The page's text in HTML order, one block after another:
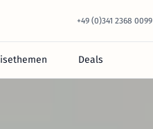
+49 (0)341 2368 0099
Deals